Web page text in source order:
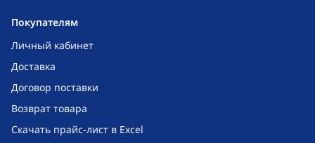
Покупателям
Личный кабинет
Доставка
Договор поставки
Возврат товара
Скачать прайс-лист в Excel